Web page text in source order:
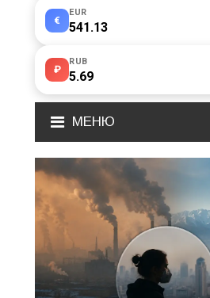
€
EUR
541.13
₽
RUB
5.69
МЕНЮ